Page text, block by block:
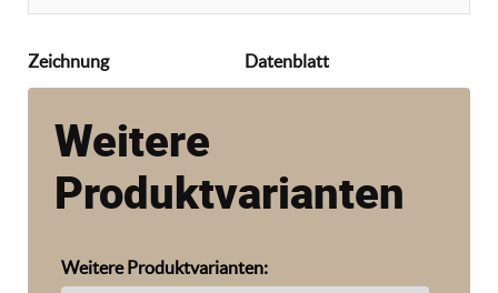
Zeichnung Datenblatt
Weitere
Produktvarianten
Weitere Produktvarianten: